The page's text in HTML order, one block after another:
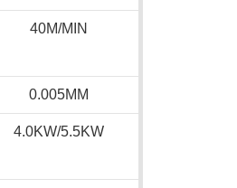
40M/MIN
0.005MM
4.0KW/5.5KW